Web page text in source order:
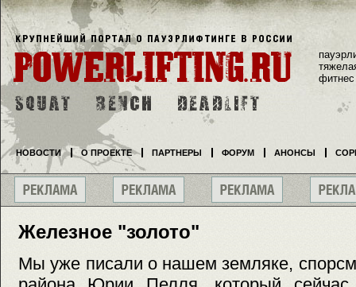
Железное "золото"
Мы уже писали о нашем земляке,
фитнес
НОВОСТИ О ПРОЕКТЕ ПАРТНЕРЫ ФОРУМ АНОНСЫ